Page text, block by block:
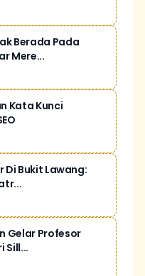
Berada Pada
Mere...
Kata Kunci
Di Bukit Lawang:
Gelar Profesor
Sill...